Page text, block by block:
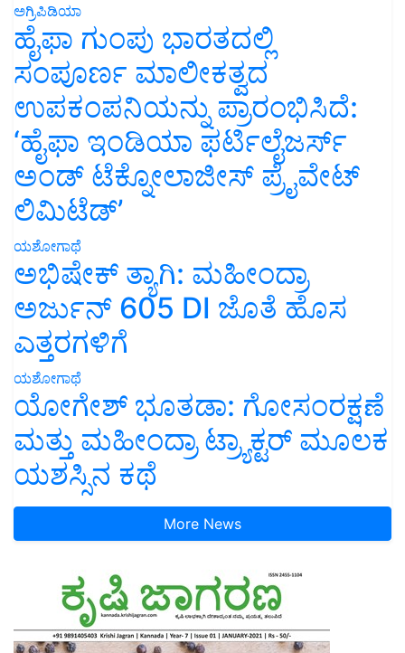
ಅಗ್ರಿಪಿಡಿಯಾ
ಹೈಫಾ ಗುಂಪು ಭಾರತದಲ್ಲಿ
ಸಂಪೂರ್ಣ ಮಾಲೀಕತ್ವದ
ಉಪಕಂಪನಿಯನ್ನು ಪ್ರಾರಂಭಿಸಿದೆ:
‘ಹೈಫಾ ಇಂಡಿಯಾ ಫರ್ಟಿಲೈಜರ್ಸ್
ಅಂಡ್ ಟೆಕ್ನೋಲಾಜೀಸ್ ಪ್ರೈವೇಟ್
ಲಿಮಿಟೆಡ್’
ಯಶೋಗಾಥೆ
ಅಭಿಷೇಕ್ ತ್ಯಾಗಿ: ಮಹೀಂದ್ರಾ
ಅರ್ಜುನ್ 605 DI ಜೊತೆ ಹೊಸ
ಎತ್ತರಗಳಿಗೆ
ಯಶೋಗಾಥೆ
ಯೋಗೇಶ್ ಭೂತಡಾ: ಗೋಸಂರಕ್ಷಣೆ
ಮತ್ತು ಮಹೀಂದ್ರಾ ಟ್ರ್ಯಾಕ್ಟರ್ ಮೂಲಕ
ಯಶಸ್ಸಿನ ಕಥೆ
More News